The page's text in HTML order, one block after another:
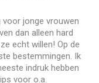
jonge vrouwen
dan alleen hard
echt willen! Op de
bestemmingen. Ik
indruk hebben
voor o.a.